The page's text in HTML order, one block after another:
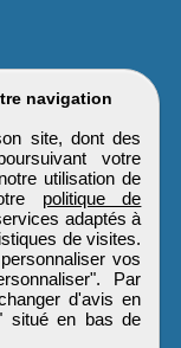
navigation
site, dont des
votre
utilisation de
politique de
adaptés à
de visites.
vos
Par
d'avis en
situé en bas de